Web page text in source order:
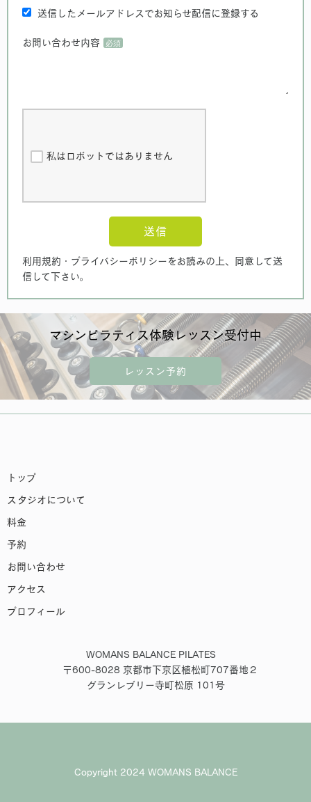
送信したメールアドレスでお知らせ配信に登録する
お問い合わせ内容
私はロボットではありません
送信
利用規約・プライバシーポリシーをお読みの上、同意して送
信して下さい。
マシンピラティス体験レッスン受付中
レッスン予約
トップ
スタジオについて
料金
予約
お問い合わせ
アクセス
プロフィール
WOMANS BALANCE PILATES
〒600-8028 京都市下京区植松町707番地２
グランレブリー寺町松原 101号
Copyright 2024 WOMANS BALANCE